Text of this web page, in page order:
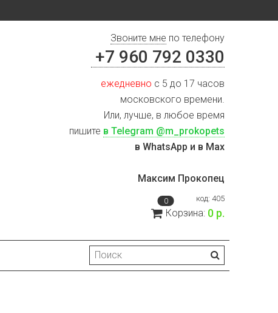
Звоните мне по телефону
+7 960 792 0330
ежедневно с 5 до 17 часов
московского времени.
Или, лучше, в любое время
пишите в Telegram @m_prokopets
в WhatsApp и в Max
Максим Прокопец
код: 405
0
Корзина: 0 р.